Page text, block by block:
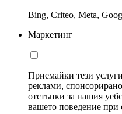
Bing, Criteo, Meta,
Маркетинг
Приемайки тези
реклами,
отстъпки за нашия
вашето поведение при